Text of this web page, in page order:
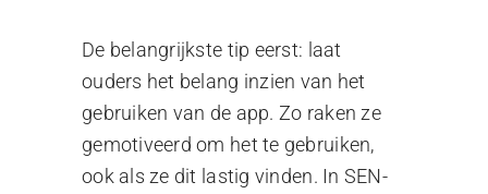
De belangrijkste tip eerst: laat
ouders het belang inzien van het
gebruiken van de app. Zo raken ze
gemotiveerd om het te gebruiken,
ook als ze dit lastig vinden. In SEN-